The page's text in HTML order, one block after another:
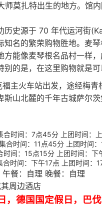
师莫扎特出生的地方。馆
历史源于 70 年代运河街
知名的繁荣购物胜地。麦
方能像麦琴根名品村一样
别的是，在这里购物就是
主火车站出发，途经梅
斯山北麓的千年古城萨尔
合时间：7点45分 上团时间：
合时间：11点45分 上团时间
时间：15点15分 上团时间：
合时间：下午17点 上团时间
餐：自理 晚餐：自理
周边酒店
，德国国定假日，巴